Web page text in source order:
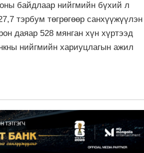
байдлаар нийгмийн бүхий л
тэрбум төгрөгөөр санхүүжүүлэн
даяар 528 мянган хүн хүртээд
нийгмийн хариуцлагын ажил